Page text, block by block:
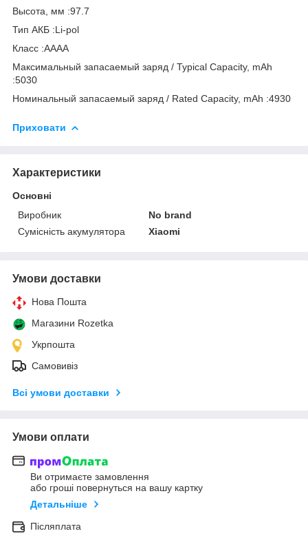
Высота, мм :97.7
Тип АКБ :Li-pol
Класс :AAAA
Максимальный запасаемый заряд / Typical Capacity, mAh
:5030
Номинальный запасаемый заряд / Rated Capacity, mAh :4930
Приховати
Характеристики
Основні
Виробник
No brand
Сумісність акумулятора
Xiaomi
Умови доставки
Нова Пошта
Магазини Rozetka
Укрпошта
Самовивіз
Всі умови доставки
Умови оплати
Ви отримаєте замовлення
або гроші повернуться на вашу картку
Детальніше
Післяплата